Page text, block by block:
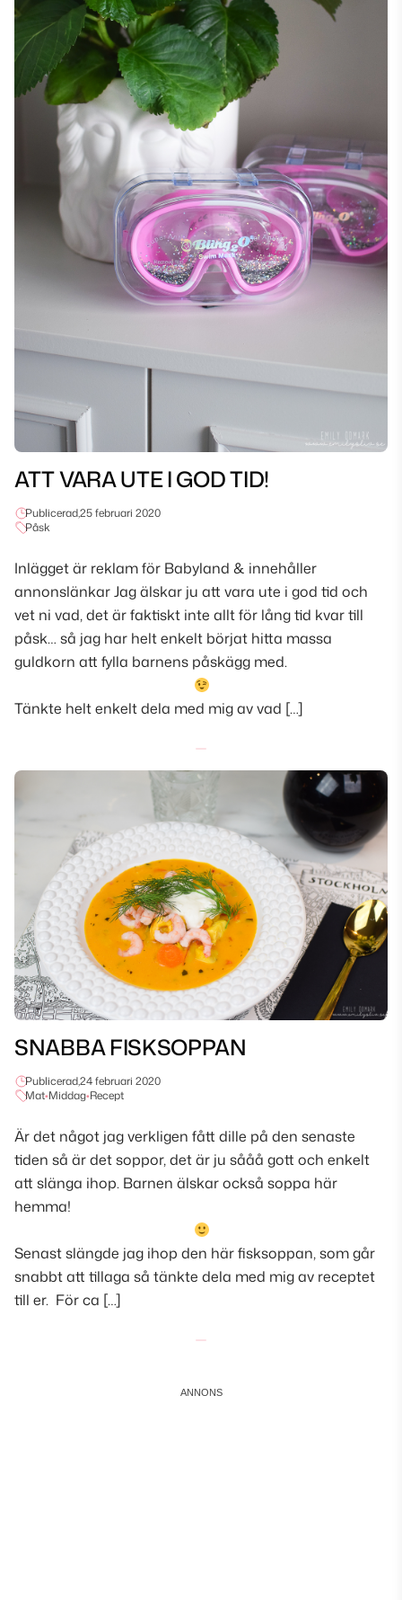
ATT VARA UTE I GOD TID!
Publicerad,25 februari 2020
Påsk
Inlägget är reklam för Babyland & innehåller
annonslänkar Jag älskar ju att vara ute i god tid och
vet ni vad, det är faktiskt inte allt för lång tid kvar till
påsk… så jag har helt enkelt börjat hitta massa
guldkorn att fylla barnens påskägg med.
Tänkte helt enkelt dela med mig av vad […]
SNABBA FISKSOPPAN
Publicerad,24 februari 2020
Mat•Middag•Recept
Är det något jag verkligen fått dille på den senaste
tiden så är det soppor, det är ju sååå gott och enkelt
att slänga ihop. Barnen älskar också soppa här
hemma!
Senast slängde jag ihop den här fisksoppan, som går
snabbt att tillaga så tänkte dela med mig av receptet
till er. För ca […]